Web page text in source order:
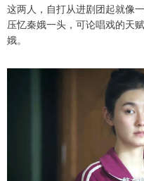
这两人，自打从进剧团起就像
压忆秦娥一头，可论唱戏的天
娥。